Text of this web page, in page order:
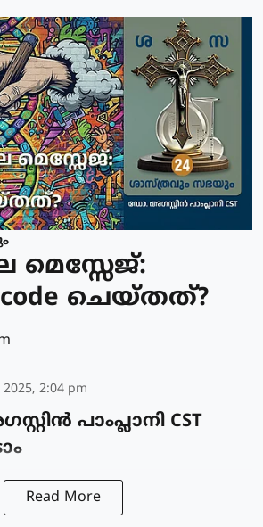
മെസ്സേജ്:
ചെയ്തത്?
2025, 2:04 pm
പാംപ്ലാനി CST
Read More